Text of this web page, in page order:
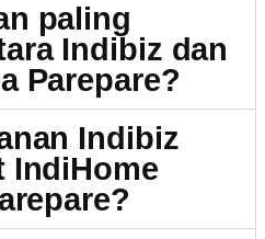
paling
Indibiz dan
Parepare?
Indibiz
IndiHome